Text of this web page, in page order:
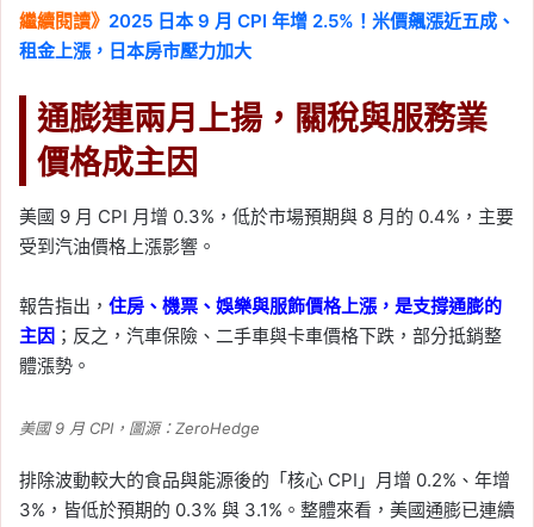
繼續閱讀》 2025 日本 9 月 CPI 年增 2.5%！米價飆漲近五成、
租金上漲，日本房市壓力加大
通膨連兩月上揚，關稅與服務業
價格成主因
美國 9 月 CPI 月增 0.3%，低於市場預期與 8 月的 0.4%，主要
受到汽油價格上漲影響。
報告指出， 住房、機票、娛樂與服飾價格上漲，是支撐通膨的
主因 ；反之，汽車保險、二手車與卡車價格下跌，部分抵銷整
體漲勢。
美國 9 月 CPI，圖源：ZeroHedge
排除波動較大的食品與能源後的「核心 CPI」月增 0.2%、年增
3%，皆低於預期的 0.3% 與 3.1%。整體來看，美國通膨已連續